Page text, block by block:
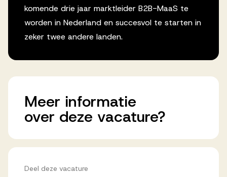
komende drie jaar marktleider B2B-MaaS te
worden in Nederland en succesvol te starten in
zeker twee andere landen.
Meer informatie
over deze vacature?
Deel deze vacature